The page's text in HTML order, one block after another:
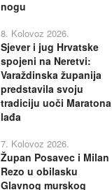
nogu
8. Kolovoz 2026.
Sjever i jug Hrvatske
spojeni na Neretvi:
Varaždinska županija
predstavila svoju
tradiciju uoči Maratona
lađa
7. Kolovoz 2026.
Župan Posavec i Milan
Rezo u obilasku
Glavnog murskog